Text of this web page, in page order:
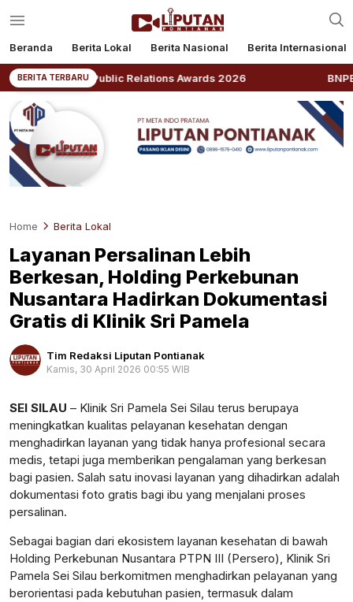
Beranda Berita Lokal Berita Nasional Berita Internasional
BERITA TERBARU
Public Relations Awards 2026 BNPB: Kalbar
Home Berita Lokal
Layanan Persalinan Lebih
Berkesan, Holding Perkebunan
Nusantara Hadirkan Dokumentasi
Gratis di Klinik Sri Pamela
Tim Redaksi Liputan Pontianak
Kamis, 30 April 2026 00:55 WIB
SEI SILAU – Klinik Sri Pamela Sei Silau terus berupaya
meningkatkan kualitas pelayanan kesehatan dengan
menghadirkan layanan yang tidak hanya profesional secara
medis, tetapi juga memberikan pengalaman yang berkesan
bagi pasien. Salah satu inovasi layanan yang dihadirkan adalah
dokumentasi foto gratis bagi ibu yang menjalani proses
persalinan.
Sebagai bagian dari ekosistem layanan kesehatan di bawah
Holding Perkebunan Nusantara PTPN III (Persero), Klinik Sri
Pamela Sei Silau berkomitmen menghadirkan pelayanan yang
berorientasi pada kebutuhan pasien, termasuk dalam